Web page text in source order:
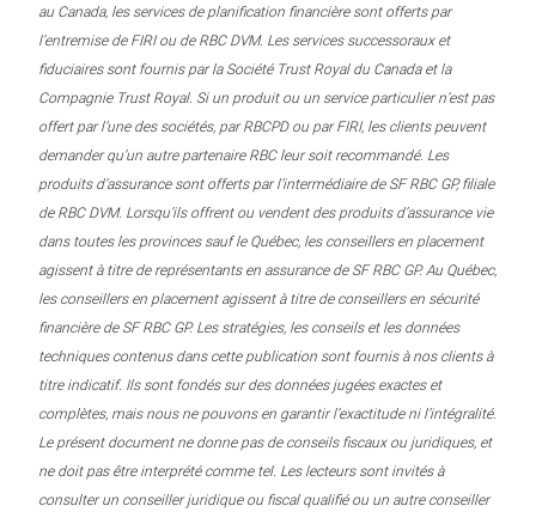
au Canada, les services de planification financière sont offerts par
l’entremise de FIRI ou de RBC DVM. Les services successoraux et
fiduciaires sont fournis par la Société Trust Royal du Canada et la
Compagnie Trust Royal. Si un produit ou un service particulier n’est pas
offert par l’une des sociétés, par RBCPD ou par FIRI, les clients peuvent
demander qu’un autre partenaire RBC leur soit recommandé. Les
produits d’assurance sont offerts par l’intermédiaire de SF RBC GP, filiale
de RBC DVM. Lorsqu’ils offrent ou vendent des produits d’assurance vie
dans toutes les provinces sauf le Québec, les conseillers en placement
agissent à titre de représentants en assurance de SF RBC GP. Au Québec,
les conseillers en placement agissent à titre de conseillers en sécurité
financière de SF RBC GP. Les stratégies, les conseils et les données
techniques contenus dans cette publication sont fournis à nos clients à
titre indicatif. Ils sont fondés sur des données jugées exactes et
complètes, mais nous ne pouvons en garantir l’exactitude ni l’intégralité.
Le présent document ne donne pas de conseils fiscaux ou juridiques, et
ne doit pas être interprété comme tel. Les lecteurs sont invités à
consulter un conseiller juridique ou fiscal qualifié ou un autre conseiller